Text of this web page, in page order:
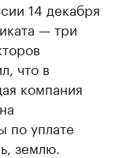
14 декабря
— три
что в
компания
по уплате
землю.